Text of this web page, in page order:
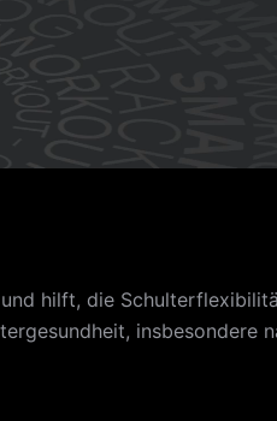
hilft, die
insbesondere